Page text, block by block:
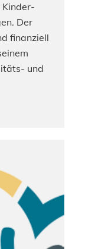
Der
finanziell
und